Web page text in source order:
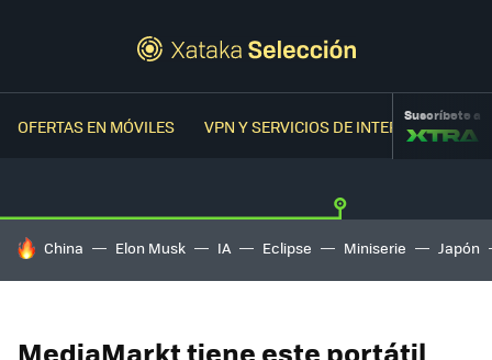
OFERTAS EN MÓVILES VPN Y SERVICIOS DE INTERNETSuscríbete a
HOY SE HABLA DE
China Elon Musk IA Eclipse Miniserie Japón
MediaMarkt tiene este portátil